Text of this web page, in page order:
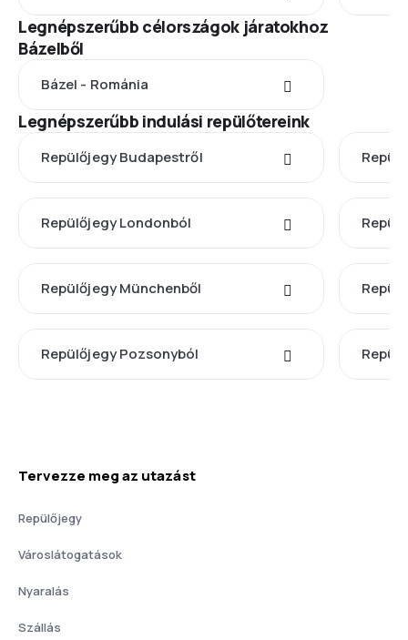
Legnépszerűbb célországok járatokhoz
Bázelből
Bázel - Románia
Legnépszerűbb indulási repülőtereink
Repülőjegy Budapestről
Repülőjegy Londonból
Repülőjegy Münchenből
Repülőjegy Pozsonyból
Tervezze meg az utazást
Repülőjegy
Városlátogatások
Nyaralás
Szállás